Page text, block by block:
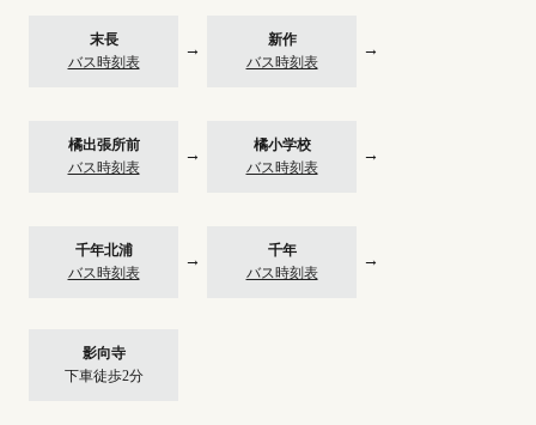
末長
バス時刻表
→
新作
バス時刻表
→
橘出張所前
バス時刻表
→
橘小学校
バス時刻表
→
千年北浦
バス時刻表
→
千年
バス時刻表
→
影向寺
下車徒歩2分